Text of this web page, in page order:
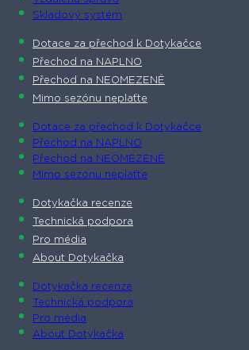
Skladový systém
Dotace za přechod k Dotykačce
Přechod na NAPLNO
Přechod na NEOMEZENĚ
Mimo sezónu neplaťte
Dotace za přechod k Dotykačce
Přechod na NAPLNO
Přechod na NEOMEZENĚ
Mimo sezónu neplaťte
Dotykačka recenze
Technická podpora
Pro média
About Dotykačka
Dotykačka recenze
Technická podpora
Pro média
About Dotykačka